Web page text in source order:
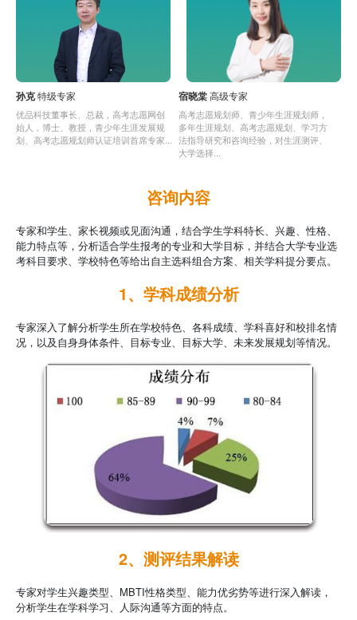
孙克特级专家
优品科技董事长、总裁，高考志愿网创
始人，博士、教授，青少年生涯发展规
划、高考志愿规划师认证培训首席专家...
宿晓棠高级专家
高考志愿规划师、青少年生涯规划师，
多年生涯规划、高考志愿规划、学习方
法指导研究和咨询经验，对生涯测评、
大学选择...
咨询内容
专家和学生、家长视频或见面沟通，结合学生学科特长、兴趣、性格、
能力特点等，分析适合学生报考的专业和大学目标，并结合大学专业选
考科目要求、学校特色等给出自主选科组合方案、相关学科提分要点。
1、学科成绩分析
专家深入了解分析学生所在学校特色、各科成绩、学科喜好和校排名情
况，以及自身身体条件、目标专业、目标大学、未来发展规划等情况。
2、测评结果解读
专家对学生兴趣类型、MBTI性格类型、能力优劣势等进行深入解读，
分析学生在学科学习、人际沟通等方面的特点。